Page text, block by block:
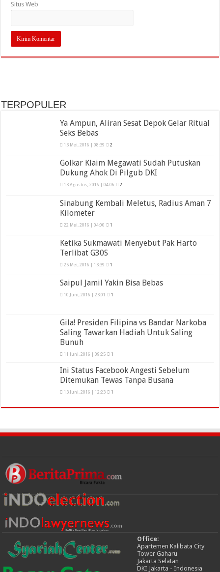
Situs Web
TERPOPULER
Ya Ampun, Aliran Sesat Depok Gelar Ritual
Seks Bebas
13 Mei, 2016 | 08:39 2
Golkar Klaim Megawati Sudah Putuskan
Dukung Ahok Di Pilgub DKI
13 Agustus, 2016 | 04:06 2
Sinabung Kembali Meletus, Radius Aman 7
Kilometer
22 Mei, 2016 | 04:00 1
Ketika Sukmawati Menyebut Pak Harto
Terlibat G30S
25 Mei, 2016 | 13:39 1
Saipul Jamil Yakin Bisa Bebas
10 Juni, 2016 | 23:01 1
Gila! Presiden Filipina vs Bandar Narkoba
Saling Tawarkan Hadiah Untuk Saling
Bunuh
11 Juni, 2016 | 09:25 1
Ini Status Facebook Angesti Sebelum
Ditemukan Tewas Tanpa Busana
13 Juni, 2016 | 12:23 1
Office:
Apartemen Kalibata City
Tower Gaharu
Jakarta Selatan
DKI Jakarta - Indonesia